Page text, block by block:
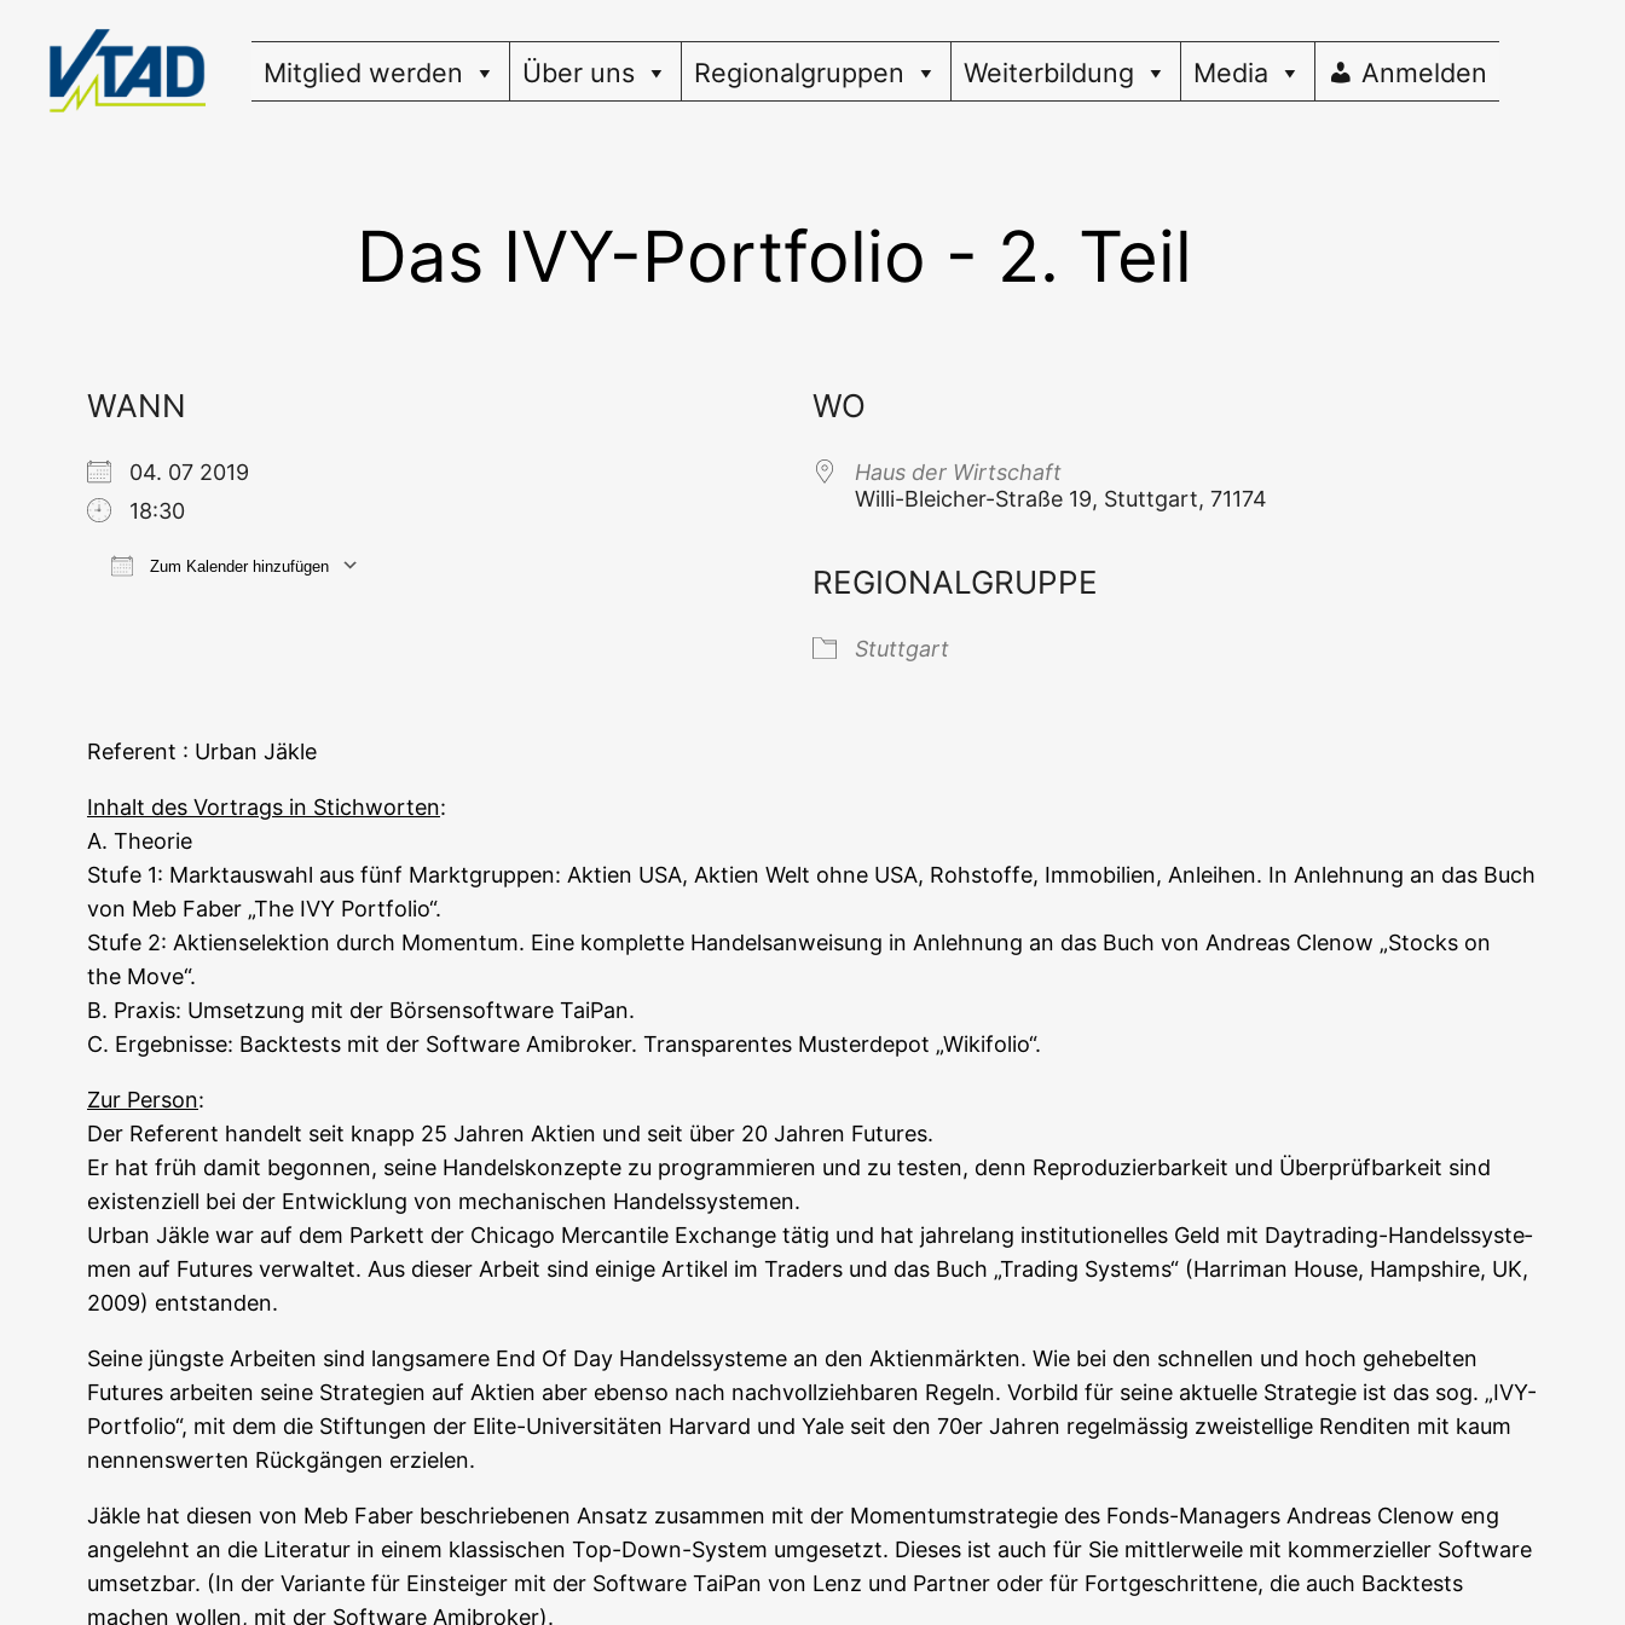
springen
Mitglied werden Über uns Regionalgruppen Weiterbildung Media Anmelden
Das IVY-Portfolio - 2. Teil
WANN
04. 07 2019
18:30
Zum Kalender hinzufügen
WO
Haus der Wirtschaft
Wil­li-Blei­cher-Stra­ße 19, Stutt­gart, 71174
REGIONALGRUPPE
Stutt­gart
Refe­rent : Urban Jäkle
Inhalt des Vor­trags in Stich­wor­ten:
A. Theorie
Stu­fe 1: Markt­aus­wahl aus fünf Markt­grup­pen: Akti­en USA, Akti­en Welt ohne USA, Roh­stof­fe, Immo­bi­li­en, Anlei­hen. In Anleh­nung an das Buch
von Meb Faber „The IVY Portfolio“.
Stu­fe 2: Akti­en­se­lek­ti­on durch Momen­tum. Eine kom­plet­te Han­dels­an­wei­sung in Anleh­nung an das Buch von Andre­as Cle­now „Stocks on
the Move“.
B. Pra­xis: Umset­zung mit der Bör­sen­soft­ware TaiPan.
C. Ergeb­nis­se: Back­tests mit der Soft­ware Ami­bro­ker. Trans­pa­ren­tes Mus­ter­de­pot „Wiki­fo­lio“.
Zur Per­son:
Der Refe­rent han­delt seit knapp 25 Jah­ren Akti­en und seit über 20 Jah­ren Futures.
Er hat früh damit begon­nen, sei­ne Han­dels­kon­zep­te zu pro­gram­mie­ren und zu tes­ten, denn Repro­du­zier­bar­keit und Über­prüf­bar­keit sind
exis­ten­zi­ell bei der Ent­wick­lung von mecha­ni­schen Handelssystemen.
Urban Jäk­le war auf dem Par­kett der Chi­ca­go Mer­can­ti­le Exch­an­ge tätig und hat jah­re­lang insti­tu­tio­nel­les Geld mit Day­tra­ding-Han­dels­sys­te­
men auf Futures ver­wal­tet. Aus die­ser Arbeit sind eini­ge Arti­kel im Trad­ers und das Buch „Tra­ding Sys­tems“ (Harri­man House, Hamp­shire, UK,
2009) entstanden.
Sei­ne jüngs­te Arbei­ten sind lang­sa­me­re End Of Day Han­dels­sys­te­me an den Akti­en­märk­ten. Wie bei den schnel­len und hoch gehe­bel­ten
Futures arbei­ten sei­ne Stra­te­gien auf Akti­en aber eben­so nach nach­voll­zieh­ba­ren Regeln. Vor­bild für sei­ne aktu­el­le Stra­te­gie ist das sog. „IVY-
Port­fo­lio“, mit dem die Stif­tun­gen der Eli­te-Uni­ver­si­tä­ten Har­vard und Yale seit den 70er Jah­ren regel­mäs­sig zwei­stel­li­ge Ren­di­ten mit kaum
nen­nens­wer­ten Rück­gän­gen erzielen.
Jäk­le hat die­sen von Meb Faber beschrie­be­nen Ansatz zusam­men mit der Momen­tum­stra­te­gie des Fonds-Mana­gers Andre­as Cle­now eng
ange­lehnt an die Lite­ra­tur in einem klas­si­schen Top-Down-Sys­tem umge­setzt. Die­ses ist auch für Sie mitt­ler­wei­le mit kom­mer­zi­el­ler Soft­ware
umsetz­bar. (In der Vari­an­te für Ein­stei­ger mit der Soft­ware Tai­Pan von Lenz und Part­ner oder für Fort­ge­schrit­te­ne, die auch Back­tests
machen wol­len, mit der Soft­ware Amibroker).